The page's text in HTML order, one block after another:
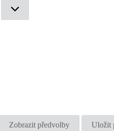
Zobrazit předvolby
Uložit